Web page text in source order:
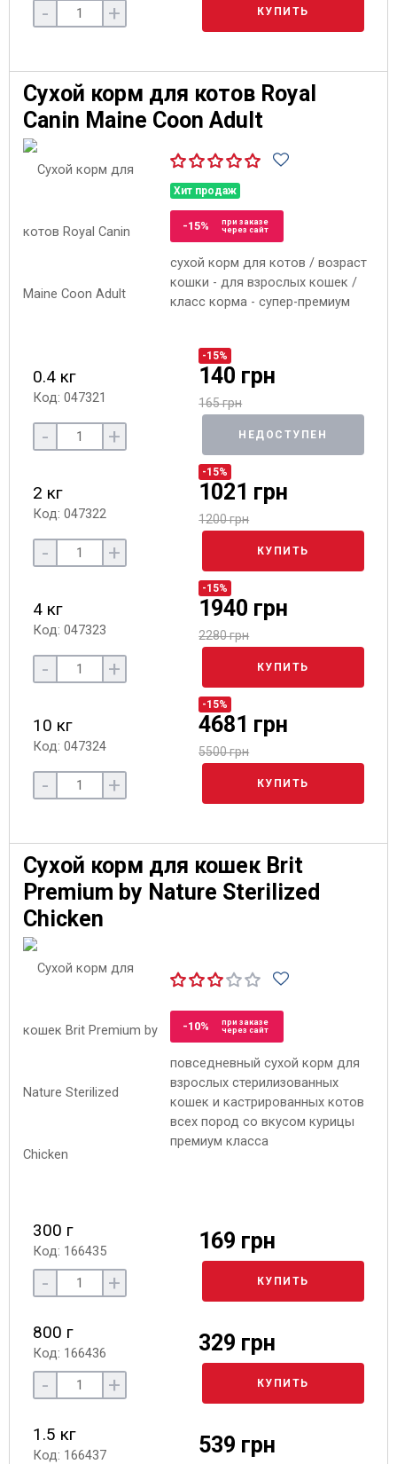
- + КУПИТЬ
Сухой корм для котов Royal
Canin Maine Coon Adult
Хит продаж
-15%
при заказе
через сайт
сухой корм для котов / возраст
кошки - для взрослых кошек /
класс корма - супер-премиум
0.4 кг
Код: 047321
-15%
140 грн
165 грн
- + НЕДОСТУПЕН
2 кг
Код: 047322
-15%
1021 грн
1200 грн
- + КУПИТЬ
4 кг
Код: 047323
-15%
1940 грн
2280 грн
- + КУПИТЬ
10 кг
Код: 047324
-15%
4681 грн
5500 грн
- + КУПИТЬ
Сухой корм для кошек Brit
Premium by Nature Sterilized
Chicken
-10%
при заказе
через сайт
повседневный сухой корм для
взрослых стерилизованных
кошек и кастрированных котов
всех пород со вкусом курицы
премиум класса
300 г
Код: 166435 169 грн
- + КУПИТЬ
800 г
Код: 166436 329 грн
- + КУПИТЬ
1.5 кг
Код: 166437 539 грн